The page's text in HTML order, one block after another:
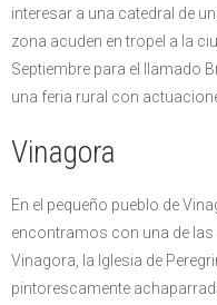
interesar a una catedral de
zona acuden en tropel a la
Septiembre para el llamado
una feria rural con
Vinagora
En el pequeño pueblo de
encontramos con una de las
Vinagora, la Iglesia de
pintorescamente